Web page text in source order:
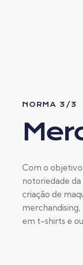
NORMA 3/3
Com o
notoriedade
criação de
em t-shirts e